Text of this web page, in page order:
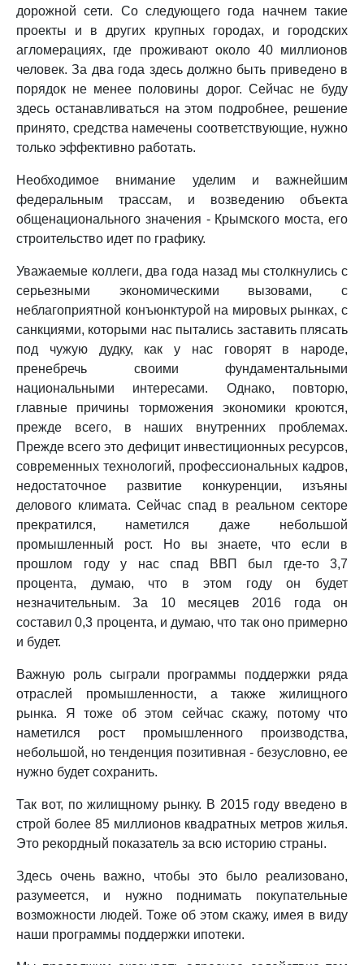
дорожной сети. Со следующего года начнем такие
проекты и в других крупных городах, и городских
агломерациях, где проживают около 40 миллионов
человек. За два года здесь должно быть приведено в
порядок не менее половины дорог. Сейчас не буду
здесь останавливаться на этом подробнее, решение
принято, средства намечены соответствующие, нужно
только эффективно работать.
Необходимое внимание уделим и важнейшим
федеральным трассам, и возведению объекта
общенационального значения - Крымского моста, его
строительство идет по графику.
Уважаемые коллеги, два года назад мы столкнулись с
серьезными экономическими вызовами, с
неблагоприятной конъюнктурой на мировых рынках, с
санкциями, которыми нас пытались заставить плясать
под чужую дудку, как у нас говорят в народе,
пренебречь своими фундаментальными
национальными интересами. Однако, повторю,
главные причины торможения экономики кроются,
прежде всего, в наших внутренних проблемах.
Прежде всего это дефицит инвестиционных ресурсов,
современных технологий, профессиональных кадров,
недостаточное развитие конкуренции, изъяны
делового климата. Сейчас спад в реальном секторе
прекратился, наметился даже небольшой
промышленный рост. Но вы знаете, что если в
прошлом году у нас спад ВВП был где-то 3,7
процента, думаю, что в этом году он будет
незначительным. За 10 месяцев 2016 года он
составил 0,3 процента, и думаю, что так оно примерно
и будет.
Важную роль сыграли программы поддержки ряда
отраслей промышленности, а также жилищного
рынка. Я тоже об этом сейчас скажу, потому что
наметился рост промышленного производства,
небольшой, но тенденция позитивная - безусловно, ее
нужно будет сохранить.
Так вот, по жилищному рынку. В 2015 году введено в
строй более 85 миллионов квадратных метров жилья.
Это рекордный показатель за всю историю страны.
Здесь очень важно, чтобы это было реализовано,
разумеется, и нужно поднимать покупательные
возможности людей. Тоже об этом скажу, имея в виду
наши программы поддержки ипотеки.